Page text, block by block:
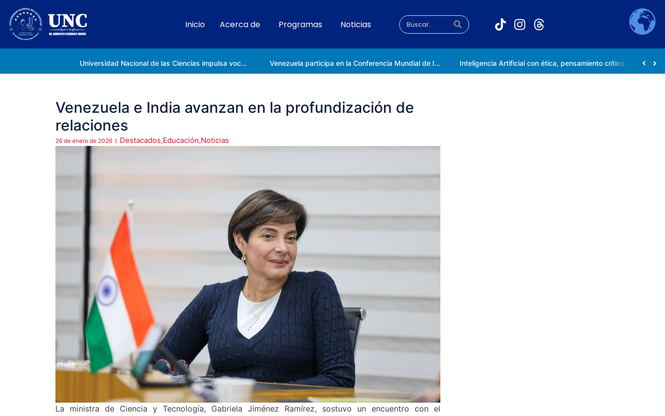
Inicio Acerca de Programas Noticias
Universidad Nacional de las Ciencias impulsa vocaciones científicas en la Expoferia de Oportunidades de Estudio 2026 Venezuela participa en la Conferencia Mundial de Inteligencia Artificial en Shanghái Inteligencia Artificial con ética, pensamiento crítico y compromiso social
Venezuela e India avanzan en la profundización de
relaciones
26 de enero de 2026 Destacados,Educación,Noticias
La ministra de Ciencia y Tecnología, Gabriela Jiménez Ramírez, sostuvo un encuentro con el